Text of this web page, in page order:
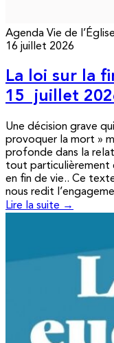
Agenda Vie de l’Église
16 juillet 2026
La loi sur la
15 juillet
Une décision grave
provoquer la mort »
profonde dans la
tout particulièrement
en fin de vie.. Ce
nous redit
Lire la suite →